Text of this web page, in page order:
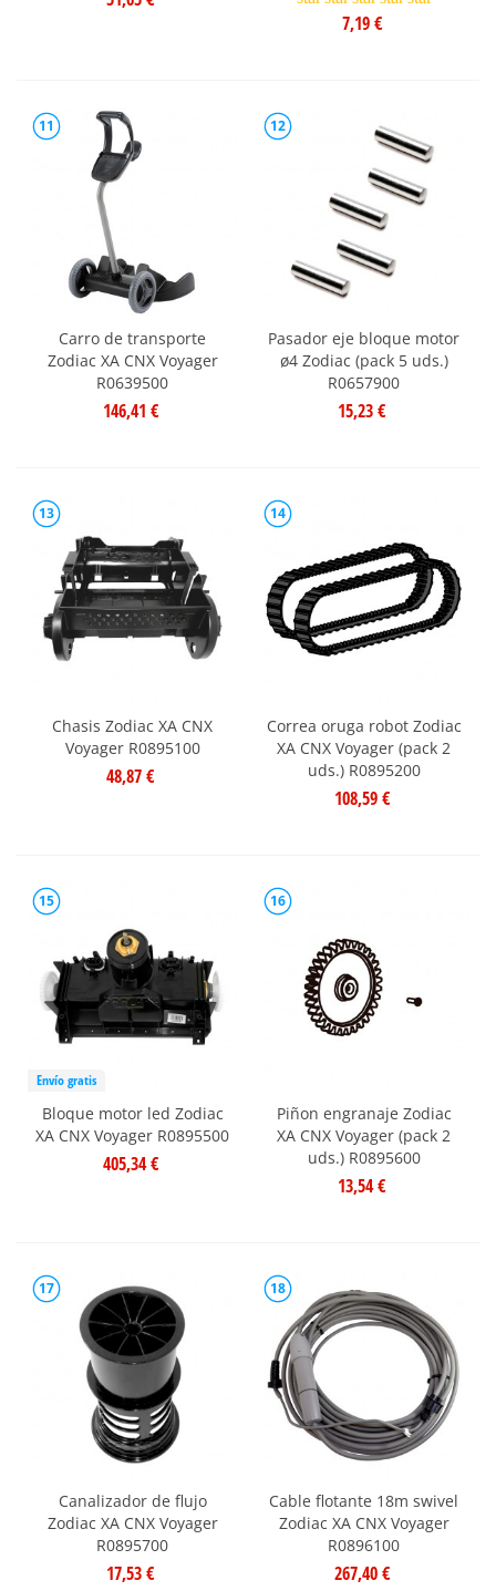
7,19 €
11
Carro de transporte
Zodiac XA CNX Voyager
R0639500
146,41 €
12
Pasador eje bloque motor
ø4 Zodiac (pack 5 uds.)
R0657900
15,23 €
13
Chasis Zodiac XA CNX
Voyager R0895100
48,87 €
14
Correa oruga robot Zodiac
XA CNX Voyager (pack 2
uds.) R0895200
108,59 €
15
Envío gratis
Bloque motor led Zodiac
XA CNX Voyager R0895500
405,34 €
16
Piñon engranaje Zodiac
XA CNX Voyager (pack 2
uds.) R0895600
13,54 €
17
Canalizador de flujo
Zodiac XA CNX Voyager
R0895700
17,53 €
18
Cable flotante 18m swivel
Zodiac XA CNX Voyager
R0896100
267,40 €